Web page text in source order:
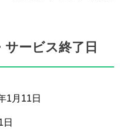
ービス終了日
1月11日